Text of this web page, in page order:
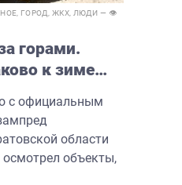
ГОРОД ,ЖКХ, ЛЮДИ — 👁
горами.
к зиме
с официальным
области
объекты,